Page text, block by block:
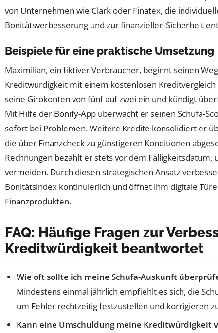
von Unternehmen wie Clark oder Finatex, die
Bonitätsverbesserung und zur finanziellen Sicherheit
Beispiele für eine praktische Umsetzung
Maximilian, ein fiktiver Verbraucher, beginnt seinen
Kreditwürdigkeit mit einem kostenlosen Kreditvergleich
seine Girokonten von fünf auf zwei ein und kündigt
Mit Hilfe der Bonify-App überwacht er seinen Schufa-
sofort bei Problemen. Weitere Kredite konsolidiert er
die über Finanzcheck zu günstigeren Konditionen
Rechnungen bezahlt er stets vor dem Fälligkeitsdatum,
vermeiden. Durch diesen strategischen Ansatz
Bonitätsindex kontinuierlich und öffnet ihm digitale
Finanzprodukten.
FAQ: Häufige Fragen zur
Kreditwürdigkeit beantwortet
Wie oft sollte ich meine Schufa-Auskunft
Mindestens einmal jährlich empfiehlt es sich, die
um Fehler rechtzeitig festzustellen und korrigieren
Kann eine Umschuldung meine Kreditwürdigkeit